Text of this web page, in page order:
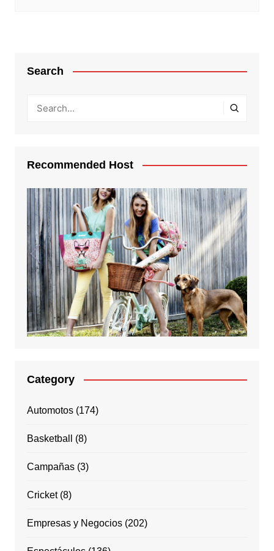
Search
Recommended Host
Category
Automotos(174)
Basketball (8)
Campañas(3)
Cricket(8)
Empresas y Negocios(202)